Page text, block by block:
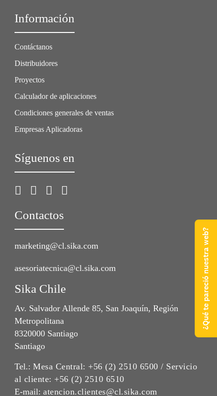
Información
Contáctanos
Distribuidores
Proyectos
Calculador de aplicaciones
Condiciones generales de ventas
Empresas Aplicadoras
Síguenos en
Contactos
marketing@cl.sika.com
asesoriatecnica@cl.sika.com
Sika Chile
Av. Salvador Allende 85, San Joaquín, Región
Metropolitana
8320000 Santiago
Santiago
Tel.: Mesa Central: +56 (2) 2510 6500 / Servicio
al cliente: +56 (2) 2510 6510
E-mail: atencion.clientes@cl.sika.com
¿Qué te pareció nuestra web?